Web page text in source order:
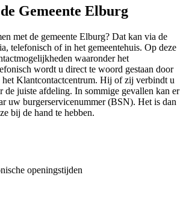
Gemeente Elburg
met de gemeente Elburg? Dat kan via de
telefonisch of in het gemeentehuis. Op deze
waaronder het
wordt u direct te woord gestaan door
het Klantcontactcentrum. Hij of zij verbindt u
de juiste afdeling. In sommige gevallen kan er
uw burgerservicenummer (BSN). Het is dan
bij de hand te hebben.
openingstijden